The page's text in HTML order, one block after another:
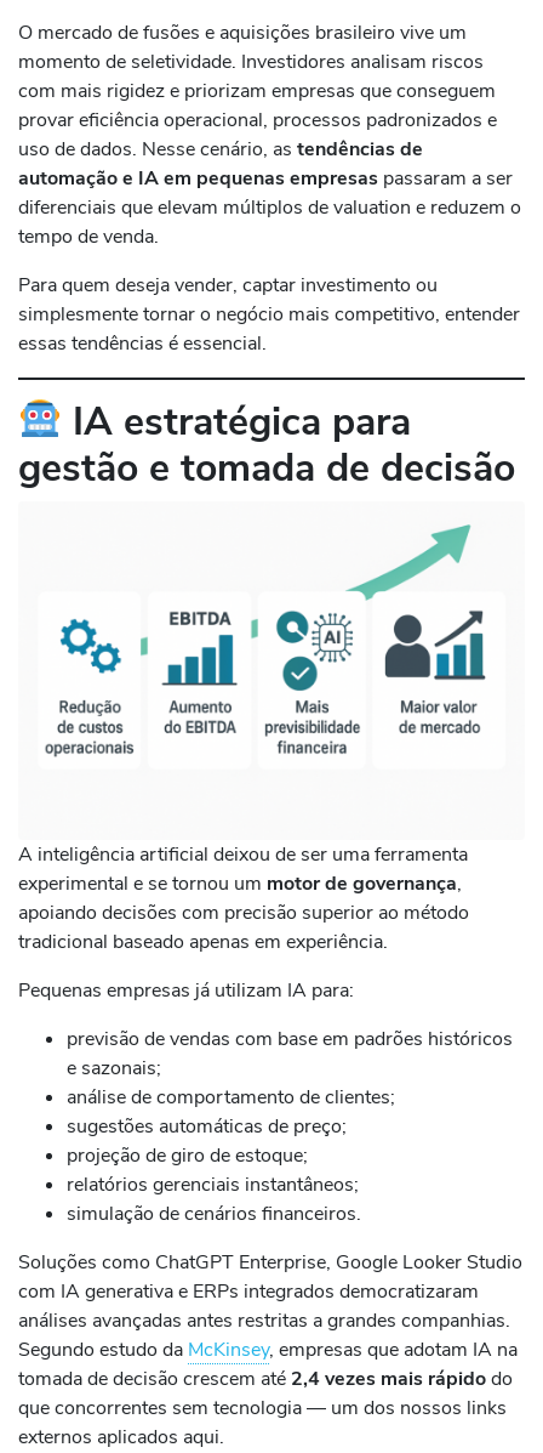
O mercado de fusões e aquisições brasileiro vive um
momento de seletividade. Investidores analisam riscos
com mais rigidez e priorizam empresas que conseguem
provar eficiência operacional, processos padronizados e
uso de dados. Nesse cenário, as tendências de
automação e IA em pequenas empresas passaram a ser
diferenciais que elevam múltiplos de valuation e reduzem o
tempo de venda.
Para quem deseja vender, captar investimento ou
simplesmente tornar o negócio mais competitivo, entender
essas tendências é essencial.
IA estratégica para
gestão e tomada de decisão
A inteligência artificial deixou de ser uma ferramenta
experimental e se tornou um motor de governança,
apoiando decisões com precisão superior ao método
tradicional baseado apenas em experiência.
Pequenas empresas já utilizam IA para:
previsão de vendas com base em padrões históricos
e sazonais;
análise de comportamento de clientes;
sugestões automáticas de preço;
projeção de giro de estoque;
relatórios gerenciais instantâneos;
simulação de cenários financeiros.
Soluções como ChatGPT Enterprise, Google Looker Studio
com IA generativa e ERPs integrados democratizaram
análises avançadas antes restritas a grandes companhias.
Segundo estudo da McKinsey, empresas que adotam IA na
tomada de decisão crescem até 2,4 vezes mais rápidodo
que concorrentes sem tecnologia — um dos nossos links
externos aplicados aqui.